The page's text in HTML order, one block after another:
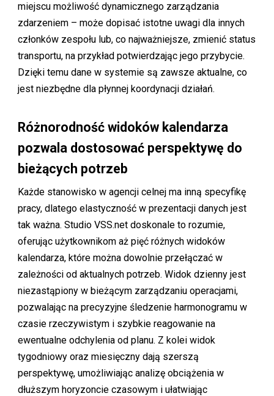
miejscu możliwość dynamicznego zarządzania
zdarzeniem – może dopisać istotne uwagi dla innych
członków zespołu lub, co najważniejsze, zmienić status
transportu, na przykład potwierdzając jego przybycie.
Dzięki temu dane w systemie są zawsze aktualne, co
jest niezbędne dla płynnej koordynacji działań.
Różnorodność widoków kalendarza
pozwala dostosować perspektywę do
bieżących potrzeb
Każde stanowisko w agencji celnej ma inną specyfikę
pracy, dlatego elastyczność w prezentacji danych jest
tak ważna. Studio VSS.net doskonale to rozumie,
oferując użytkownikom aż pięć różnych widoków
kalendarza, które można dowolnie przełączać w
zależności od aktualnych potrzeb. Widok dzienny jest
niezastąpiony w bieżącym zarządzaniu operacjami,
pozwalając na precyzyjne śledzenie harmonogramu w
czasie rzeczywistym i szybkie reagowanie na
ewentualne odchylenia od planu. Z kolei widok
tygodniowy oraz miesięczny dają szerszą
perspektywę, umożliwiając analizę obciążenia w
dłuższym horyzoncie czasowym i ułatwiając